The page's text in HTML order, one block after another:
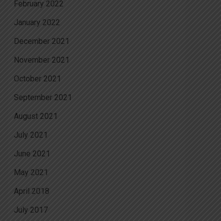
February 2022
January 2022
December 2021
November 2021
October 2021
September 2021
August 2021
July 2021
June 2021
May 2021
April 2018
July 2017